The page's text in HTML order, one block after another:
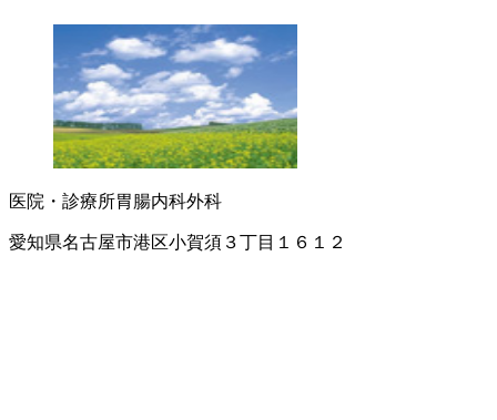
医院・診療所胃腸内科外科
愛知県名古屋市港区小賀須３丁目１６１２